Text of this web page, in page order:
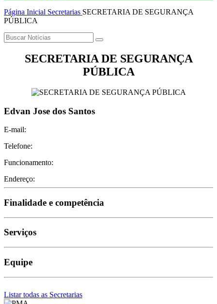
Página Inicial Secretarias SECRETARIA DE SEGURANÇA
PÚBLICA
SECRETARIA DE SEGURANÇA
PÚBLICA
Edvan Jose dos Santos
E-mail:
Telefone:
Funcionamento:
Endereço:
Finalidade e competência
Serviços
Equipe
Listar todas as Secretarias